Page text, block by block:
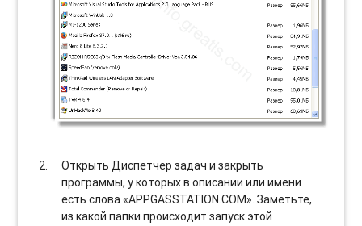
Открыть Диспетчер задач и закрыть
программы, у которых в описании или имени
есть слова «APPGASSTATION.COM». Заметьте,
из какой папки происходит запуск этой